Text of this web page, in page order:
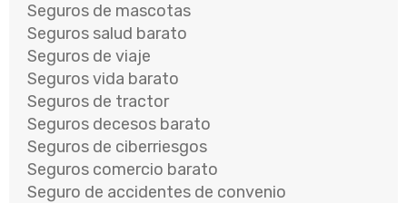
Seguros de mascotas
Seguros salud barato
Seguros de viaje
Seguros vida barato
Seguros de tractor
Seguros decesos barato
Seguros de ciberriesgos
Seguros comercio barato
Seguro de accidentes de convenio